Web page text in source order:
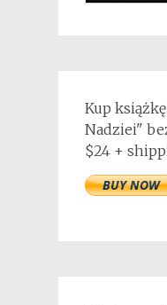
Kup
Nadziei"
$24 +